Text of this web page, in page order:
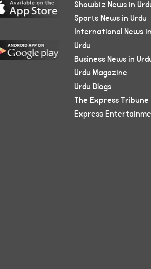
Showbiz News in
Sports News in Urdu
International News in
Urdu
Business News in
Urdu Magazine
Urdu Blogs
The Express Tribune
Express